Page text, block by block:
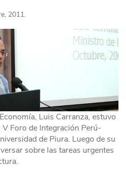
2011.
Luis Carranza, estuvo
Foro de Integración Perú-
de Piura. Luego de su
sobre las tareas urgentes